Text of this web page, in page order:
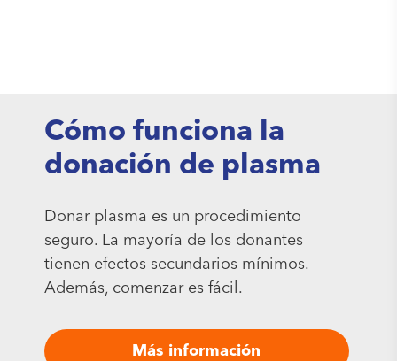
Cómo funciona la
donación de plasma
Donar plasma es un procedimiento
seguro. La mayoría de los donantes
tienen efectos secundarios mínimos.
Además, comenzar es fácil.
Más información